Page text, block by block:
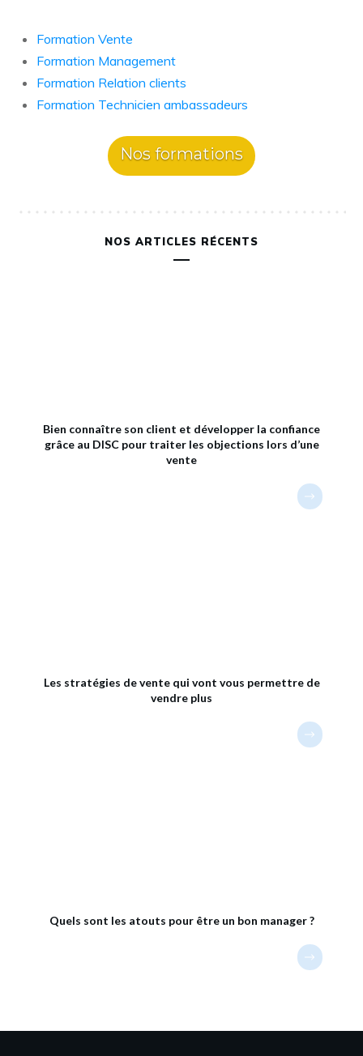
Formation Vente
Formation Management
Formation Relation clients
Formation Technicien ambassadeurs
Nos formations
NOS ARTICLES RÉCENTS
Bien connaître son client et développer la confiance
grâce au DISC pour traiter les objections lors d’une
vente
Les stratégies de vente qui vont vous permettre de
vendre plus
Quels sont les atouts pour être un bon manager ?